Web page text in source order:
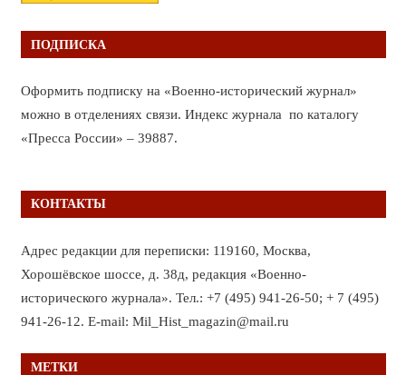
ПОДПИСКА
Оформить подписку на «Военно-исторический журнал»
можно в отделениях связи. Индекс журнала по каталогу
«Пресса России» – 39887.
КОНТАКТЫ
Адрес редакции для переписки: 119160, Москва,
Хорошёвское шоссе, д. 38д, редакция «Военно-
исторического журнала». Тел.: +7 (495) 941-26-50; + 7 (495)
941-26-12. E-mail: Mil_Hist_magazin@mail.ru
МЕТКИ